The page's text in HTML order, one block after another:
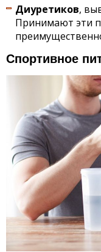
Диуретиков,
Принимают эти
Спортивное